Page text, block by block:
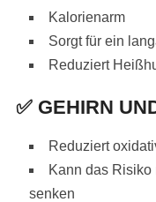
Kalorienarm
Sorgt für ein
Reduziert
✅ GEHIRN
Reduziert
Kann das
senken